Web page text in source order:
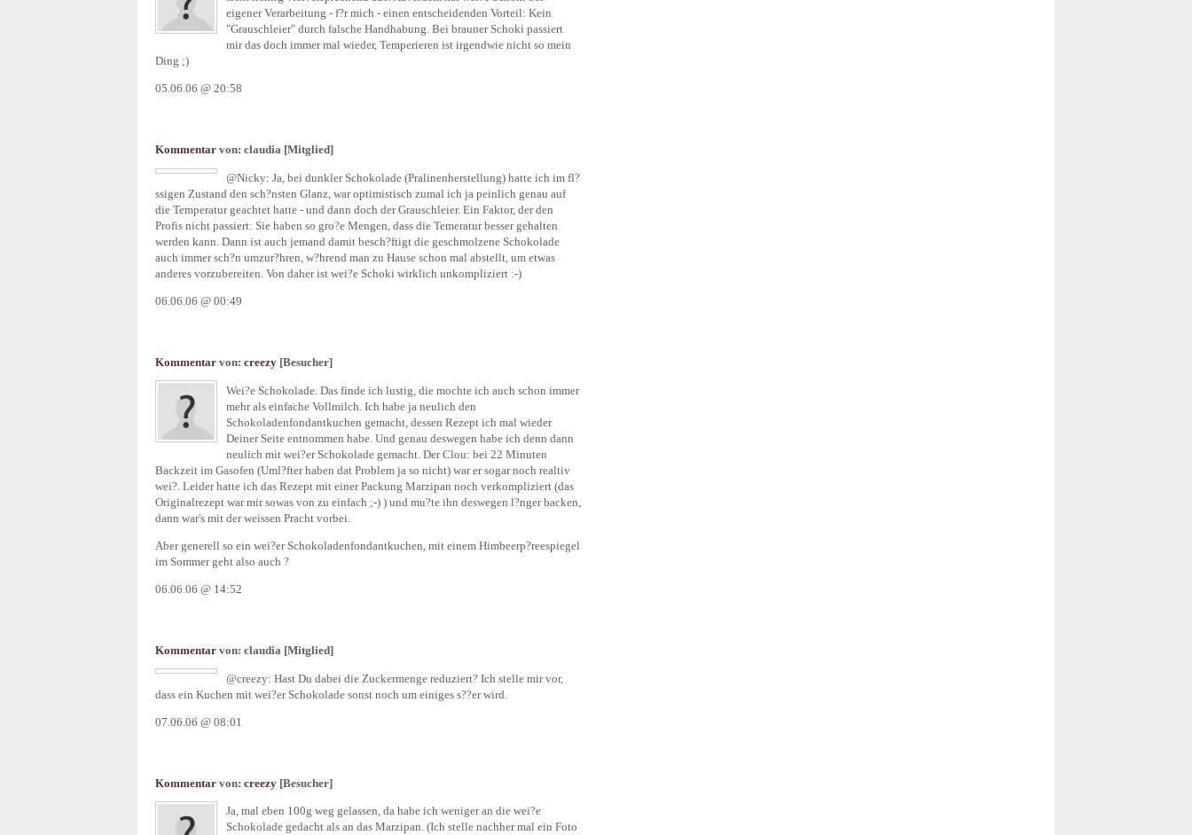
eigener Verarbeitung - f?r mich - einen entscheidenden Vorteil: Kein
"Grauschleier" durch falsche Handhabung. Bei brauner Schoki passiert
mir das doch immer mal wieder, Temperieren ist irgendwie nicht so mein
Ding ;)
05.06.06 @ 20:58
Kommentar von: claudia [Mitglied]
@Nicky: Ja, bei dunkler Schokolade (Pralinenherstellung) hatte ich im fl?
ssigen Zustand den sch?nsten Glanz, war optimistisch zumal ich ja peinlich genau auf
die Temperatur geachtet hatte - und dann doch der Grauschleier. Ein Faktor, der den
Profis nicht passiert: Sie haben so gro?e Mengen, dass die Temeratur besser gehalten
werden kann. Dann ist auch jemand damit besch?ftigt die geschmolzene Schokolade
auch immer sch?n umzur?hren, w?hrend man zu Hause schon mal abstellt, um etwas
anderes vorzubereiten. Von daher ist wei?e Schoki wirklich unkompliziert :-)
06.06.06 @ 00:49
Kommentar von: creezy [Besucher]
Wei?e Schokolade. Das finde ich lustig, die mochte ich auch schon immer
mehr als einfache Vollmilch. Ich habe ja neulich den
Schokoladenfondantkuchen gemacht, dessen Rezept ich mal wieder
Deiner Seite entnommen habe. Und genau deswegen habe ich denn dann
neulich mit wei?er Schokolade gemacht. Der Clou: bei 22 Minuten
Backzeit im Gasofen (Uml?fter haben dat Problem ja so nicht) war er sogar noch realtiv
wei?. Leider hatte ich das Rezept mit einer Packung Marzipan noch verkompliziert (das
Originalrezept war mir sowas von zu einfach ;-) ) und mu?te ihn deswegen l?nger backen,
dann war's mit der weissen Pracht vorbei.
Aber generell so ein wei?er Schokoladenfondantkuchen, mit einem Himbeerp?reespiegel
im Sommer geht also auch ?
06.06.06 @ 14:52
Kommentar von: claudia [Mitglied]
@creezy: Hast Du dabei die Zuckermenge reduziert? Ich stelle mir vor,
dass ein Kuchen mit wei?er Schokolade sonst noch um einiges s??er wird.
07.06.06 @ 08:01
Kommentar von: creezy [Besucher]
Ja, mal eben 100g weg gelassen, da habe ich weniger an die wei?e
Schokolade gedacht als an das Marzipan. (Ich stelle nachher mal ein Foto